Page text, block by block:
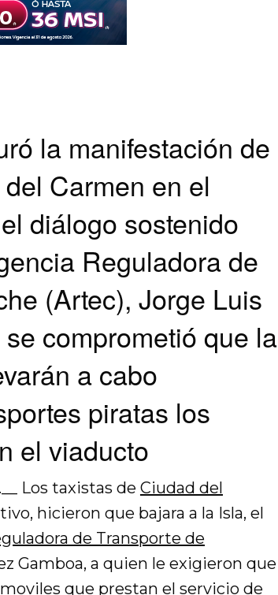
la manifestación de
Carmen en el
diálogo sostenido
Reguladora de
(Artec), Jorge Luis
comprometió que la
a cabo
piratas los
el viaducto
Los taxistas de Ciudad del
hicieron que bajara a la Isla, el
de Transporte de
Gamboa, a quien le exigieron que
que prestan el servicio de